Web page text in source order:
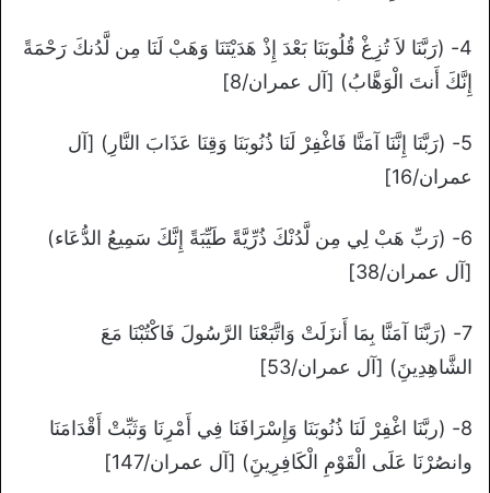
4- (رَبَّنَا لاَ تُزِغْ قُلُوبَنَا بَعْدَ إِذْ هَدَيْتَنَا وَهَبْ لَنَا مِن لَّدُنكَ رَحْمَةً
إِنَّكَ أَنتَ الْوَهَّابُ) [آل عمران/8]
5- (رَبَّنَا إِنَّنَا آمَنَّا فَاغْفِرْ لَنَا ذُنُوبَنَا وَقِنَا عَذَابَ النَّارِ) [آل
عمران/16]
6- (رَبِّ هَبْ لِي مِن لَّدُنْكَ ذُرِّيَّةً طَيِّبَةً إِنَّكَ سَمِيعُ الدُّعَاء)
[آل عمران/38]
7- (رَبَّنَا آمَنَّا بِمَا أَنزَلَتْ وَاتَّبَعْنَا الرَّسُولَ فَاكْتُبْنَا مَعَ
الشَّاهِدِينَِ) [آل عمران/53]
8- (ربَّنَا اغْفِرْ لَنَا ذُنُوبَنَا وَإِسْرَافَنَا فِي أَمْرِنَا وَثَبِّتْ أَقْدَامَنَا
وانصُرْنَا عَلَى الْقَوْمِ الْكَافِرِينَِ) [آل عمران/147]